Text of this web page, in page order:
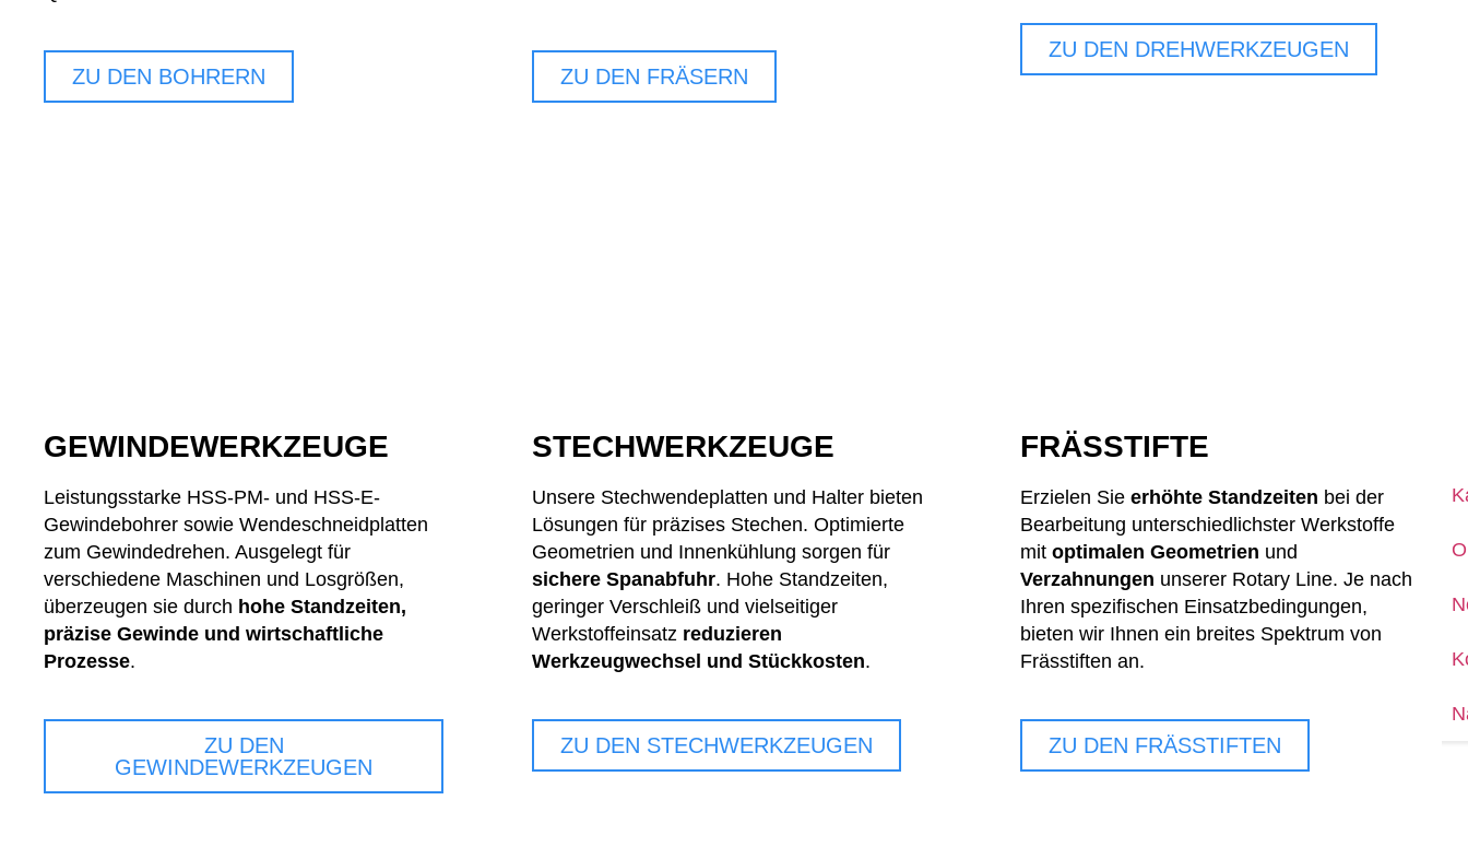
ZU DEN BOHRERN ZU DEN FRÄSERN
ZU DEN DREHWERKZEUGEN
GEWINDE­WERKZEUGE
Leistungsstarke HSS-PM- und HSS-E-
Gewindebohrer sowie Wendeschneidplatten
zum Gewindedrehen. Ausgelegt für
verschiedene Maschinen und Losgrößen,
überzeugen sie durch hohe Standzeiten,
präzise Gewinde und wirtschaftliche
Prozesse.
ZU DEN
GEWINDEWERKZEUGEN
STECHWERKZEUGE
Unsere Stechwendeplatten und Halter bieten
Lösungen für präzises Stechen. Optimierte
Geometrien und Innenkühlung sorgen für
sichere Spanabfuhr. Hohe Standzeiten,
geringer Verschleiß und vielseitiger
Werkstoffeinsatz reduzieren
Werkzeugwechsel und Stückkosten.
ZU DEN STECHWERKZEUGEN
FRÄSSTIFTE
Erzielen Sie erhöhte Standzeiten bei der
Bearbeitung unterschiedlichster Werkstoffe
mit optimalen Geometrien und
Verzahnungen unserer Rotary Line. Je nach
Ihren spezifischen Einsatzbedingungen,
bieten wir Ihnen ein breites Spektrum von
Frässtiften an.
ZU DEN FRÄSSTIFTEN